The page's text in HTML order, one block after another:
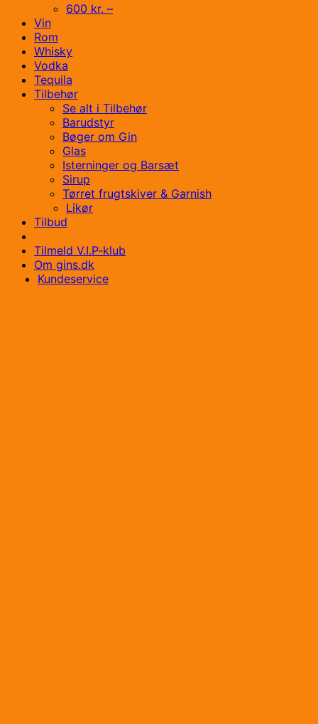
600 kr. –
Vin
Rom
Whisky
Vodka
Tequila
Tilbehør
Se alt i Tilbehør
Barudstyr
Bøger om Gin
Glas
Isterninger og Barsæt
Sirup
Tørret frugtskiver & Garnish
Likør
Tilbud
Tilmeld V.I.P-klub
Om gins.dk
Kundeservice